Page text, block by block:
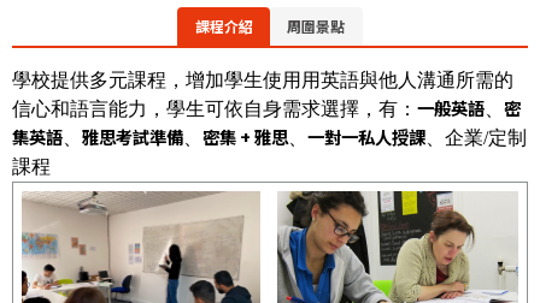
課程介紹 周圍景點
學校提供多元課程，增加學生使用用英語與他人溝通所需的
信心和語言能力，學生可依自身需求選擇，有： 一般英語
密
集英語
雅思考試準備 密集 + 雅思 一對一私人授課 、企業/定制
課程